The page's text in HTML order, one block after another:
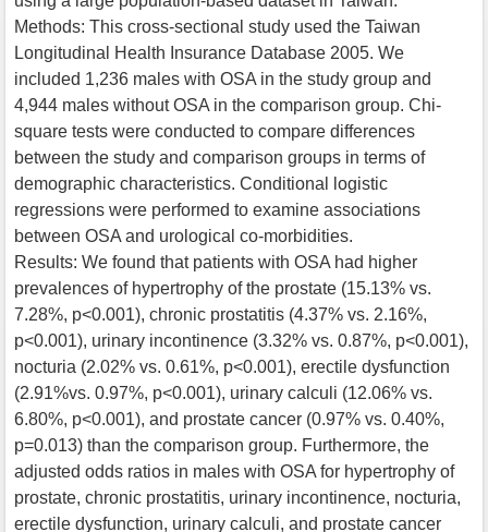
Methods: This cross-sectional study used the Taiwan
Longitudinal Health Insurance Database 2005. We
included 1,236 males with OSA in the study group and
4,944 males without OSA in the comparison group. Chi-
square tests were conducted to compare differences
between the study and comparison groups in terms of
demographic characteristics. Conditional logistic
regressions were performed to examine associations
between OSA and urological co-morbidities.
Results: We found that patients with OSA had higher
prevalences of hypertrophy of the prostate (15.13% vs.
7.28%, p<0.001), chronic prostatitis (4.37% vs. 2.16%,
p<0.001), urinary incontinence (3.32% vs. 0.87%, p<0.001),
nocturia (2.02% vs. 0.61%, p<0.001), erectile dysfunction
(2.91%vs. 0.97%, p<0.001), urinary calculi (12.06% vs.
6.80%, p<0.001), and prostate cancer (0.97% vs. 0.40%,
p=0.013) than the comparison group. Furthermore, the
adjusted odds ratios in males with OSA for hypertrophy of
prostate, chronic prostatitis, urinary incontinence, nocturia,
erectile dysfunction, urinary calculi, and prostate cancer